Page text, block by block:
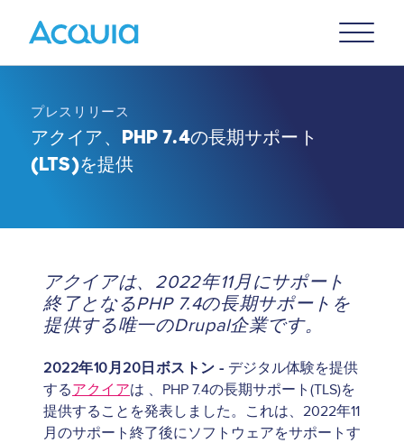
Menu
プレスリリース
アクイア、PHP 7.4の長期サポート
(LTS)を提供
アクイアは、2022年11月にサポート
終了となるPHP 7.4の長期サポートを
提供する唯一のDrupal企業です。
2022年10月20日ボストン - デジタル体験を提供
するアクイアは 、PHP 7.4の長期サポート(TLS)を
提供することを発表しました。これは、2022年11
月のサポート終了後にソフトウェアをサポートす